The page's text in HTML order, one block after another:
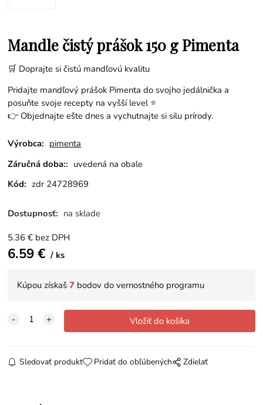
Mandle čistý prášok 150 g Pimenta
🛒 Doprajte si čistú mandľovú kvalitu
Pridajte mandľový prášok Pimenta do svojho jedálnička a
posuňte svoje recepty na vyšší level ⭐
👉 Objednajte ešte dnes a vychutnajte si silu prírody.
Výrobca: pimenta
Záručná doba:: uvedená na obale
Kód: zdr 24728969
Dostupnosť: na sklade
5.36 € bez DPH
6.59€ ks
Kúpou získaš7 bodov do vernostného programu
Sledovať produkt Pridať do obľúbených Zdielať